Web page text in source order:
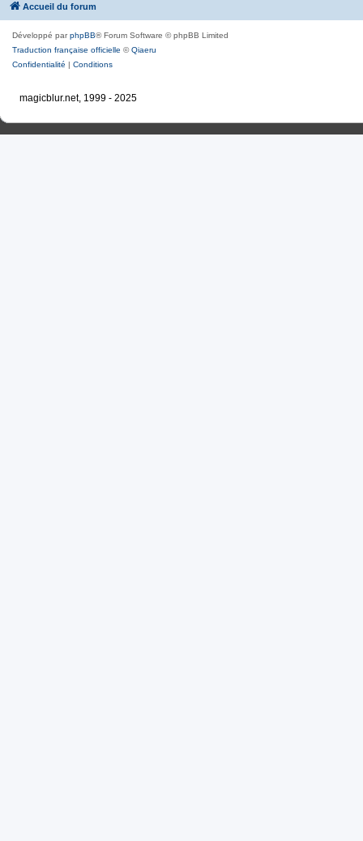
Accueil du forum
Développé parphpBB® Forum Software © phpBB Limited
Traduction française officielle ©Qiaeru
Confidentialité | Conditions
magicblur.net, 1999 - 2025